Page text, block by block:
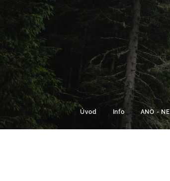
Úvod Info ANO - NE